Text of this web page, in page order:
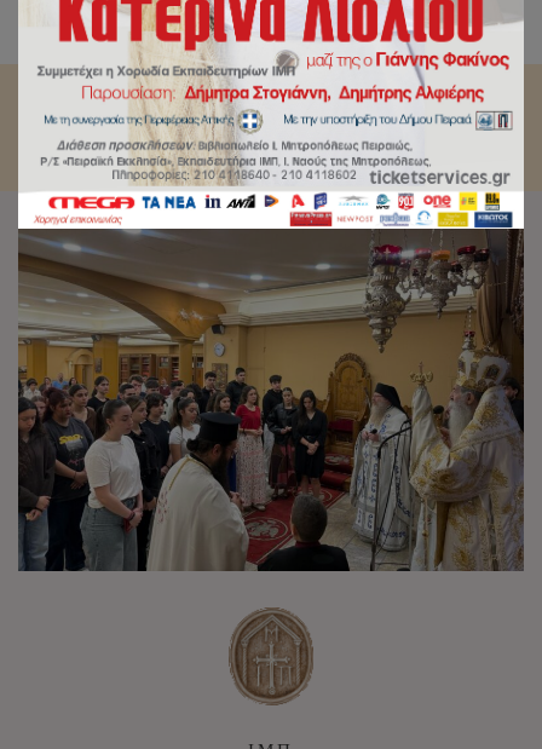
μεγαλύτερη επιτυχία στη ζωή είναι να αποβείτε αληθινοί
άνθρωποι, ελεύθεροι, δίκαιοι και αξιοπρεπείς».